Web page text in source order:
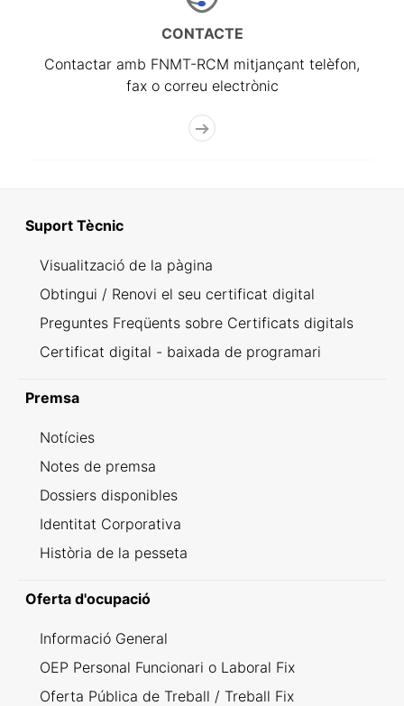
CONTACTE
Contactar amb FNMT-RCM mitjançant telèfon,
fax o correu electrònic
Suport Tècnic
Visualització de la pàgina
Obtingui / Renovi el seu certificat digital
Preguntes Freqüents sobre Certificats digitals
Certificat digital - baixada de programari
Premsa
Notícies
Notes de premsa
Dossiers disponibles
Identitat Corporativa
Història de la pesseta
Oferta d'ocupació
Informació General
OEP Personal Funcionari o Laboral Fix
Oferta Pública de Treball / Treball Fix